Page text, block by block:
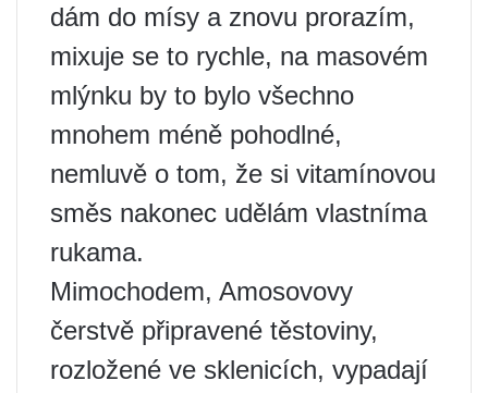
dám do mísy a znovu prorazím,
mixuje se to rychle, na masovém
mlýnku by to bylo všechno
mnohem méně pohodlné,
nemluvě o tom, že si vitamínovou
směs nakonec udělám vlastníma
rukama.
Mimochodem, Amosovovy
čerstvě připravené těstoviny,
rozložené ve sklenicích, vypadají